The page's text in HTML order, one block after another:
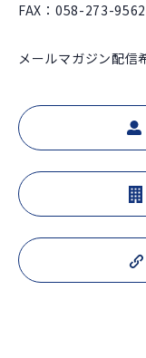
FAX：058-273-9562
メールマガジン配信